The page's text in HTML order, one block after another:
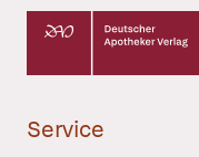
Deutscher
Service